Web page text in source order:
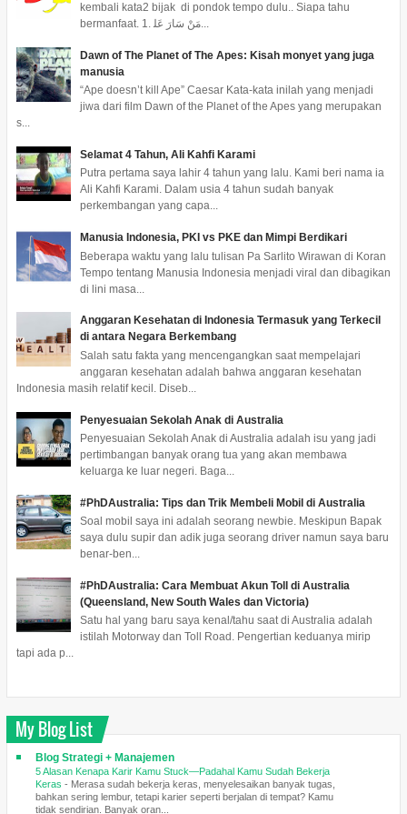
kembali kata2 bijak di pondok tempo dulu.. Siapa tahu
bermanfaat. 1. ﻣَﻦْ ﺳَﺎﺭَ ﻋَﻠ...
Dawn of The Planet of The Apes: Kisah monyet yang juga
manusia
“Ape doesn’t kill Ape” Caesar Kata-kata inilah yang menjadi
jiwa dari film Dawn of the Planet of the Apes yang merupakan
s...
Selamat 4 Tahun, Ali Kahfi Karami
Putra pertama saya lahir 4 tahun yang lalu. Kami beri nama ia
Ali Kahfi Karami. Dalam usia 4 tahun sudah banyak
perkembangan yang capa...
Manusia Indonesia, PKI vs PKE dan Mimpi Berdikari
Beberapa waktu yang lalu tulisan Pa Sarlito Wirawan di Koran
Tempo tentang Manusia Indonesia menjadi viral dan dibagikan
di lini masa...
Anggaran Kesehatan di Indonesia Termasuk yang Terkecil
di antara Negara Berkembang
Salah satu fakta yang mencengangkan saat mempelajari
anggaran kesehatan adalah bahwa anggaran kesehatan
Indonesia masih relatif kecil. Diseb...
Penyesuaian Sekolah Anak di Australia
Penyesuaian Sekolah Anak di Australia adalah isu yang jadi
pertimbangan banyak orang tua yang akan membawa
keluarga ke luar negeri. Baga...
#PhDAustralia: Tips dan Trik Membeli Mobil di Australia
Soal mobil saya ini adalah seorang newbie. Meskipun Bapak
saya dulu supir dan adik juga seorang driver namun saya baru
benar-ben...
#PhDAustralia: Cara Membuat Akun Toll di Australia
(Queensland, New South Wales dan Victoria)
Satu hal yang baru saya kenal/tahu saat di Australia adalah
istilah Motorway dan Toll Road. Pengertian keduanya mirip
tapi ada p...
My Blog List
Blog Strategi + Manajemen
5 Alasan Kenapa Karir Kamu Stuck—Padahal Kamu Sudah Bekerja
Keras - Merasa sudah bekerja keras, menyelesaikan banyak tugas,
bahkan sering lembur, tetapi karier seperti berjalan di tempat? Kamu
tidak sendirian. Banyak oran...